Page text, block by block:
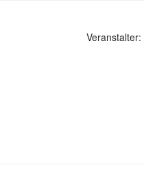
Veranstalter: